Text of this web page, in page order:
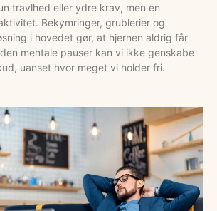
travlhed eller ydre krav, men en
Bekymringer, grublerier og
i hovedet gør, at hjernen aldrig får
mentale pauser kan vi ikke genskabe
uanset hvor meget vi holder fri.